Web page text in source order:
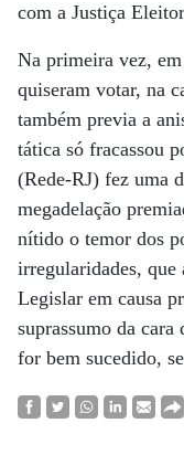
com a Justiça
Na primeira vez, em
quiseram votar, na
também previa a
tática só fracassou
(Rede-RJ) fez uma
megadelação
nítido o temor dos
irregularidades, que
Legislar em causa
suprassumo da
for bem sucedido,